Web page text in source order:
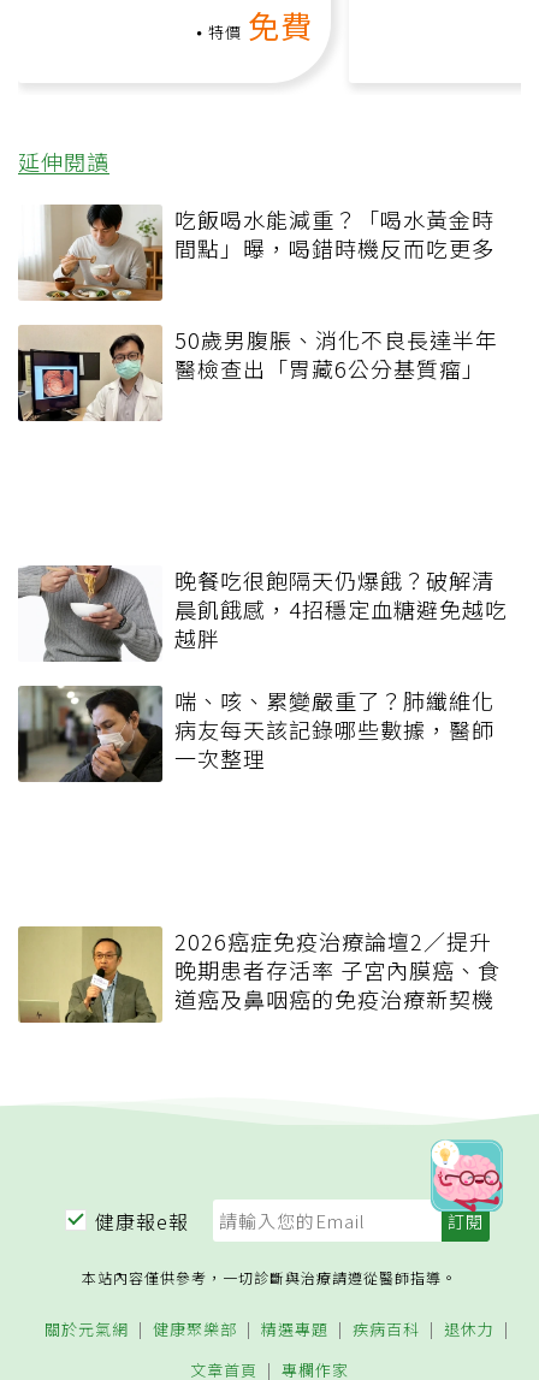
特價 免費
延伸閱讀
吃飯喝水能減重？「喝水黃金時
間點」曝，喝錯時機反而吃更多
50歲男腹脹、消化不良長達半年
醫檢查出「胃藏6公分基質瘤」
晚餐吃很飽隔天仍爆餓？破解清
晨飢餓感，4招穩定血糖避免越吃
越胖
喘、咳、累變嚴重了？肺纖維化
病友每天該記錄哪些數據，醫師
一次整理
2026癌症免疫治療論壇2／提升
晚期患者存活率 子宮內膜癌、食
道癌及鼻咽癌的免疫治療新契機
健康報e報
本站內容僅供參考，一切診斷與治療請遵從醫師指導。
關於元氣網 健康聚樂部 精選專題 疾病百科
退休力
文章首頁
專欄作家